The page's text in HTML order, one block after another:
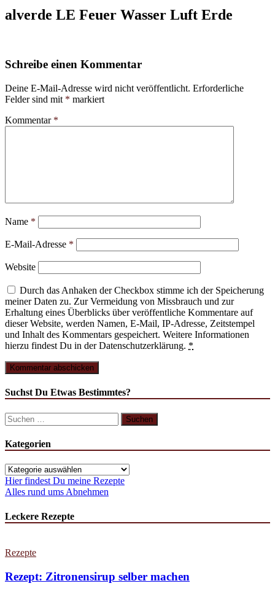
alverde LE Feuer Wasser Luft Erde
Schreibe einen Kommentar
Deine E-Mail-Adresse wird nicht veröffentlicht. Erforderliche
Felder sind mit * markiert
Kommentar *
Name *
E-Mail-Adresse *
Website
Durch das Anhaken der Checkbox stimme ich der Speicherung
meiner Daten zu. Zur Vermeidung von Missbrauch und zur
Erhaltung eines Überblicks über veröffentliche Kommentare auf
dieser Website, werden Namen, E-Mail, IP-Adresse, Zeitstempel
und Inhalt des Kommentars gespeichert. Weitere Informationen
hierzu findest Du in der Datenschutzerklärung. *
Suchst Du Etwas Bestimmtes?
Suchen
nach:
Kategorien
Kategorien
Hier findest Du meine Rezepte
Alles rund ums Abnehmen
Leckere Rezepte
Rezepte
Rezept: Zitronensirup selber machen